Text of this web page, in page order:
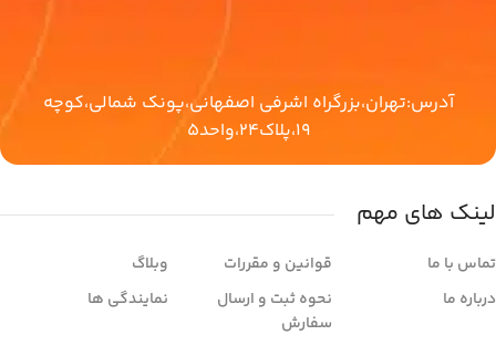
آدرس:تهران،بزرگراه اشرفی اصفهانی،پونک شمالی،کوچه
19،پلاک24،واحد5
لینک های مهم
تماس با ما
درباره ما
قوانین و مقررات
نحوه ثبت و ارسال
سفارش
وبلاگ
نمایندگی ها